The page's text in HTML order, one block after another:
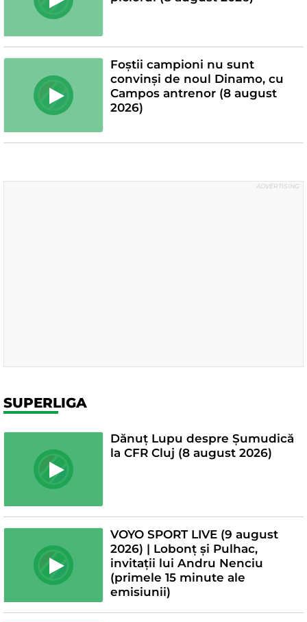
Foștii campioni nu sunt
convinși de noul Dinamo, cu
Campos antrenor (8 august
2026)
SUPERLIGA
Dănuț Lupu despre Șumudică
la CFR Cluj (8 august 2026)
VOYO SPORT LIVE (9 august
2026) | Lobonț și Pulhac,
invitații lui Andru Nenciu
(primele 15 minute ale
emisiunii)